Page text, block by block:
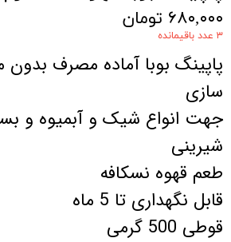
۶۸۰,۰۰۰ تومان
۳ عدد باقیمانده
پاپینگ بوبا آماده مصرف بدون
سازی
جهت انواع شیک و آبمیوه و
شیرینی
طعم قهوه نسکافه
قابل نگهداری تا 5 ماه
قوطی 500 گرمی